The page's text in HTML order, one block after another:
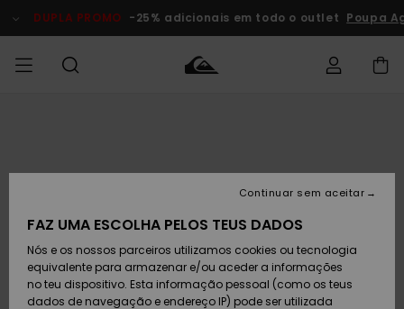
do
DUPLA PROMO -25% adicionais em todo o outlet Poupa
Calçado e
chinelos
MENINO
Calçado e
chinelos
MULHER
chegados
Highlights
SURF
Crianças
Highlights
Artigos
Criança
Criança
Outlet
Mulher
Devoluções
Pagamento
FAZ UMA ESCOLHA PELOS TEUS DADOS
Nós e os nossos parceiros utilizamos cookies ou tecnologia
equivalente para armazenar e/ou aceder a informações
no teu dispositivo. Esta informação pessoal (como os teus
dados de navegação e endereço IP) pode ser utilizada
Continuar sem aceitar